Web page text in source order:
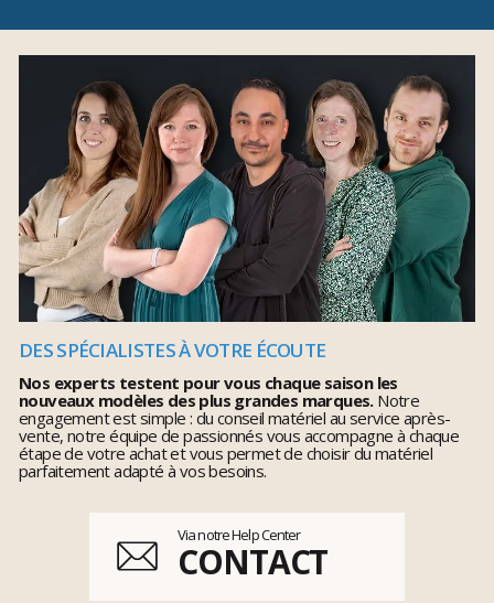
DES SPÉCIALISTES À VOTRE ÉCOUTE
Nos experts testent pour vous chaque saison les
nouveaux modèles des plus grandes marques.Notre
engagement est simple : du conseil matériel au service après-
vente, notre équipe de passionnés vous accompagne à chaque
étape de votre achat et vous permet de choisir du matériel
parfaitement adapté à vos besoins.
Via notre Help Center
CONTACT